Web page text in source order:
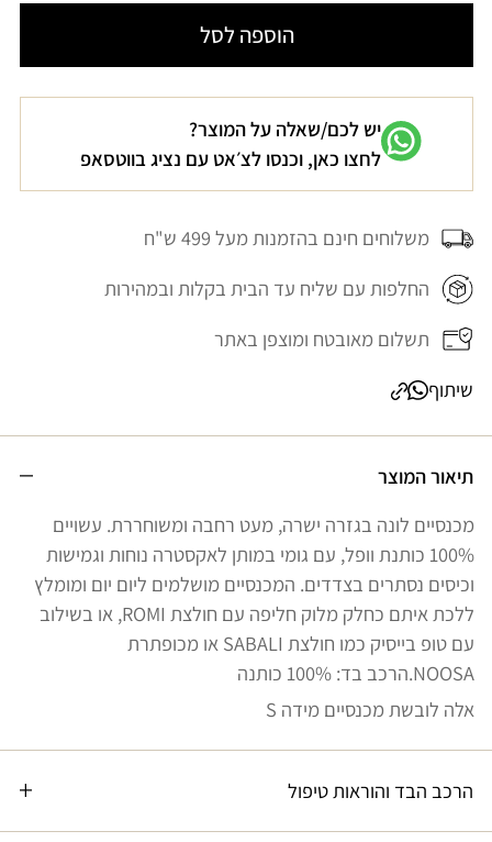
עבור
כותנה
חום
בראוני
LUNA
עבור
כותנה
חום
בראוני
LUNA
הוספה לסל
יש לכם/שאלה על המוצר?
לחצו כאן, וכנסו לצ׳אט עם נציג בווטסאפ
משלוחים חינם בהזמנות מעל 499 ש"ח
החלפות עם שליח עד הבית בקלות ובמהירות
תשלום מאובטח ומוצפן באתר
שיתוף
תיאור המוצר
מכנסיים לונה בגזרה ישרה, מעט רחבה ומשוחררת. עשויים
100% כותנת וופל, עם גומי במותן לאקסטרה נוחות וגמישות
וכיסים נסתרים בצדדים. המכנסיים מושלמים ליום יום ומומלץ
ללכת איתם כחלק מלוק חליפה עם חולצת ROMI, או בשילוב
עם טופ בייסיק כמו חולצת SABALI או מכופתרת
NOOSA.הרכב בד: 100% כותנה
אלה לובשת מכנסיים מידה S
הרכב הבד והוראות טיפול